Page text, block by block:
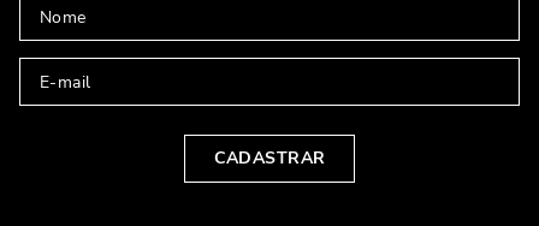
CADASTRAR